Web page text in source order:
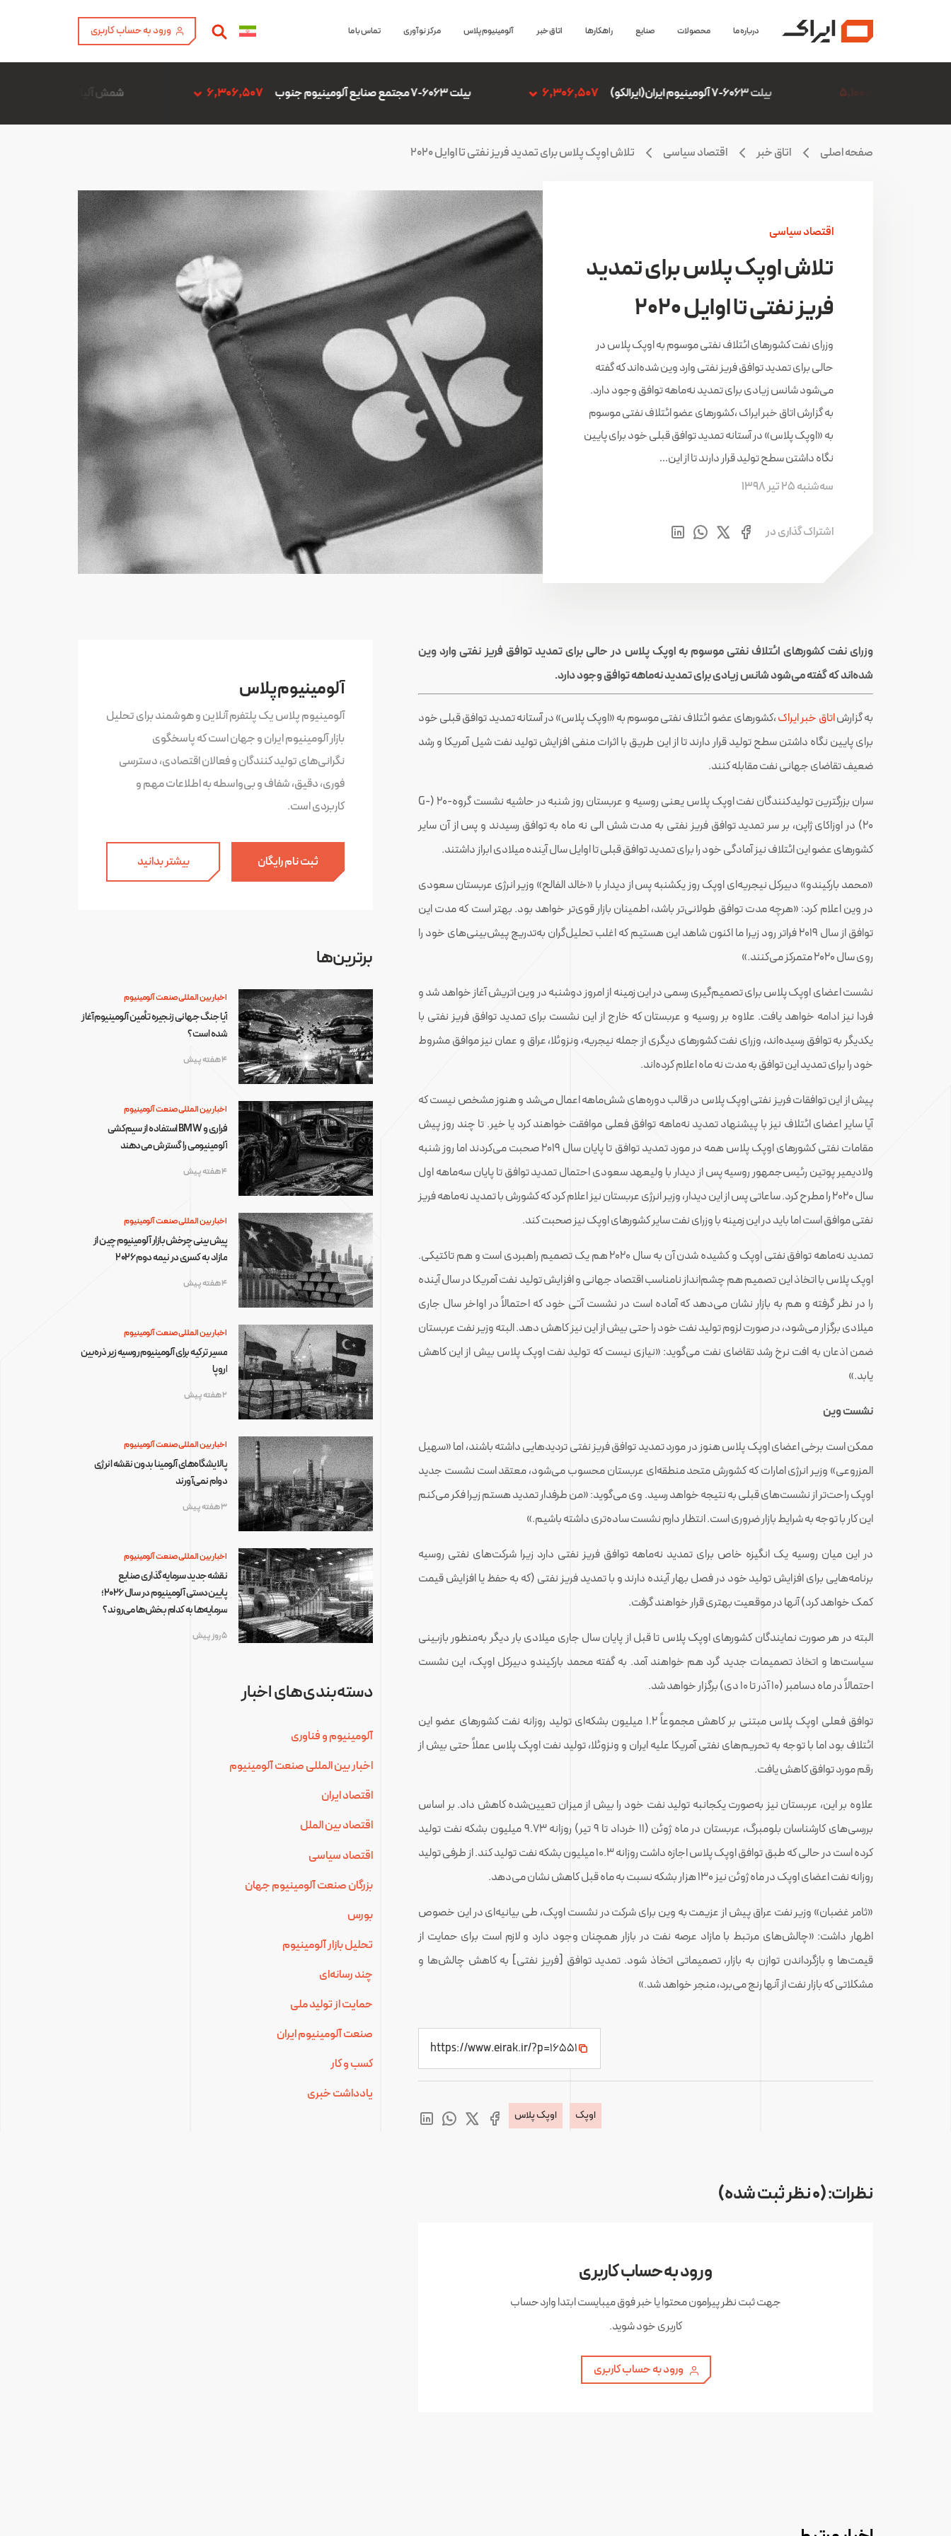
درباره ما محصولات صنایع راهکارها اتاق خبر آلومینیوم پلاس مرکز نوآوری تماس با ما ورود به حساب کاربری
بیلت 6063-7 مجتمع صنایع آلومینیوم جنوب 6,306,507 شمش آلیاژ ADC12 فن آوری آمیتیس آلومینیوم گلپایگان بیلت 6063-7 آلومینیوم ایران(ایرالکو) 6,306,507
صفحه اصلی اتاق خبر اقتصاد سیاسی تلاش اوپک پلاس برای تمدید فریز نفتی تا اوایل 2020
اقتصاد سیاسی
تلاش اوپک پلاس برای تمدید
فریز نفتی تا اوایل 2020
وزرای نفت کشورهای ائتلاف نفتی موسوم به اوپک پلاس در
حالی برای تمدید توافق فریز نفتی وارد وین شده‌اند که گفته
می‌شود شانس زیادی برای تمدید نه‌ماهه توافق وجود دارد.
به گزارش اتاق خبر ایراک ،کشورهای عضو ائتلاف نفتی موسوم
به «اوپک پلاس» در آستانه تمدید توافق قبلی خود برای پایین
نگاه داشتن سطح تولید قرار دارند تا از این…
سه‌شنبه 25 تیر 1398
اشتراک گذاری در
وزرای نفت کشورهای ائتلاف نفتی موسوم به اوپک پلاس در حالی برای تمدید توافق فریز نفتی وارد وین
شده‌اند که گفته می‌شود شانس زیادی برای تمدید نه‌ماهه توافق وجود دارد.
به گزارشاتاق خبر ایراک،کشورهای عضو ائتلاف نفتی موسوم به «اوپک پلاس» در آستانه تمدید توافق قبلی خود
برای پایین نگاه داشتن سطح تولید قرار دارند تا از این طریق با اثرات منفی افزایش تولید نفت شیل آمریکا و رشد
ضعیف تقاضای جهانی نفت مقابله کنند.
سران بزرگترین تولیدکنندگان نفت اوپک پلاس یعنی روسیه و عربستان روز شنبه در حاشیه نشست گروه-20 (G-
20) در اوزاکای ژاپن، بر سر تمدید توافق فریز نفتی به مدت شش الی نه ماه به توافق رسیدند و پس از آن سایر
کشورهای عضو این ائتلاف نیز آمادگی خود را برای تمدید توافق قبلی تا اوایل سال آینده میلادی ابراز داشتند.
«محمد بارکیندو» دبیرکل نیجریه‌ای اوپک روز یکشنبه پس از دیدار با «خالد الفالح» وزیر انرژی عربستان سعودی
در وین اعلام کرد: «هرچه مدت توافق طولانی‌تر باشد، اطمینان بازار قوی‌تر خواهد بود. بهتر است که مدت این
توافق از سال 2019 فراتر رود زیرا ما اکنون شاهد این هستیم که اغلب تحلیل‌گران به‌تدریج پیش‌بینی‌های خود را
روی سال 2020 متمرکز می‌کنند.»
نشست اعضای اوپک پلاس برای تصمیم‌گیری رسمی در این زمینه از امروز دوشنبه در وین اتریش آغاز خواهد شد و
فردا نیز ادامه خواهد یافت. علاوه بر روسیه و عربستان که خارج از این نشست برای تمدید توافق فریز نفتی با
یکدیگر به توافق رسیده‌اند، وزرای نفت کشورهای دیگری از جمله نیجریه، ونزوئلا، عراق و عمان نیز موافق مشروط
خود را برای تمدید این توافق به مدت نه ماه اعلام کرده‌اند.
پیش از این توافقات فریز نفتی اوپک پلاس در قالب دوره‌های شش‌ماهه اعمال می‌شد و هنوز مشخص نیست که
آیا سایر اعضای ائتلاف نیز با پیشنهاد تمدید نه‌ماهه توافق فعلی موافقت خواهند کرد یا خیر. تا چند روز پیش
مقامات نفتی کشورهای اوپک پلاس همه در مورد تمدید توافق تا پایان سال 2019 صحبت می‌کردند اما روز شنبه
ولادیمیر پوتین رئیس‌جمهور روسیه پس از دیدار با ولیعهد سعودی احتمال تمدید توافق تا پایان سه‌ماهه اول
سال 2020 را مطرح کرد. ساعاتی پس از این دیدار، وزیر انرژی عربستان نیز اعلام کرد که کشورش با تمدید نه‌ماهه فریز
نفتی موافق است اما باید در این زمینه با وزرای نفت سایر کشورهای اوپک نیز صحبت کند.
تمدید نه‌ماهه توافق نفتی اوپک و کشیده شدن آن به سال 2020 هم یک تصمیم راهبردی است و هم تاکتیکی.
اوپک پلاس با اتخاذ این تصمیم هم چشم‌انداز نامناسب اقتصاد جهانی و افزایش تولید نفت آمریکا در سال آینده
را در نظر گرفته و هم به بازار نشان می‌دهد که آماده است در نشست آتی خود که احتمالاً در اواخر سال جاری
میلادی برگزار می‌شود، در صورت لزوم تولید نفت خود را حتی بیش از این نیز کاهش دهد. البته وزیر نفت عربستان
ضمن اذعان به افت نرخ رشد تقاضای نفت می‌گوید: «نیازی نیست که تولید نفت اوپک پلاس بیش از این کاهش
یابد.»
نشست وین
ممکن است برخی اعضای اوپک پلاس هنوز در مورد تمدید توافق فریز نفتی تردیدهایی داشته باشند، اما «سهیل
المزروعی» وزیر انرژی امارات که کشورش متحد منطقه‌ای عربستان محسوب می‌شود، معتقد است نشست جدید
اوپک راحت‌تر از نشست‌های قبلی به نتیجه خواهد رسید. وی می‌گوید: «من طرفدار تمدید هستم زیرا فکر می‌کنم
این کار با توجه به شرایط بازار ضروری است. انتظار دارم نشست ساده‌تری داشته باشیم.»
در این میان روسیه یک انگیزه خاص برای تمدید نه‌ماهه توافق فریز نفتی دارد زیرا شرکت‌های نفتی روسیه
برنامه‌هایی برای افزایش تولید خود در فصل بهار آینده دارند و با تمدید فریز نفتی (که به حفظ یا افزایش قیمت
کمک خواهد کرد) آنها در موقعیت بهتری قرار خواهند گرفت.
البته در هر صورت نمایندگان کشورهای اوپک پلاس تا قبل از پایان سال جاری میلادی بار دیگر به‌منظور بازبینی
سیاست‌ها و اتخاذ تصمیمات جدید گرد هم خواهند آمد. به گفته محمد بارکیندو دبیرکل اوپک، این نشست
احتمالاً در ماه دسامبر (10 آذر تا 10 دی) برگزار خواهد شد.
توافق فعلی اوپک پلاس مبتنی بر کاهش مجموعاً 1.2 میلیون بشکه‌ای تولید روزانه نفت کشورهای عضو این
ائتلاف بود اما با توجه به تحریم‌های نفتی آمریکا علیه ایران و ونزوئلا، تولید نفت اوپک پلاس عملاً حتی بیش از
رقم مورد توافق کاهش یافت.
علاوه بر این، عربستان نیز به‌صورت یکجانبه تولید نفت خود را بیش از میزان تعیین‌شده کاهش داد. بر اساس
بررسی‌های کارشناسان بلومبرگ، عربستان در ماه ژوئن (11 خرداد تا 9 تیر) روزانه 9.73 میلیون بشکه نفت تولید
کرده است در حالی که طبق توافق اوپک پلاس اجازه داشت روزانه 10.3 میلیون بشکه نفت تولید کند. از طرفی تولید
روزانه نفت اعضای اوپک در ماه ژوئن نیز 130 هزار بشکه نسبت به ماه قبل کاهش نشان می‌دهد.
«ثامر غضبان» وزیر نفت عراق پیش از عزیمت به وین برای شرکت در نشست اوپک، طی بیانیه‌ای در این خصوص
اظهار داشت: «چالش‌های مرتبط با مازاد عرصه نفت در بازار همچنان وجود دارد و لازم است برای حمایت از
قیمت‌ها و بازگرداندن توازن به بازار، تصمیماتی اتخاذ شود. تمدید توافق [فریز نفتی] به کاهش چالش‌ها و
مشکلاتی که بازار نفت از آنها رنج می‌برد، منجر خواهد شد.»
https://www.eirak.ir/?p=16551
اوپک اوپک پلاس
نظرات: (0 نظر ثبت شده)
ورود به حساب کاربری
جهت ثبت نظر پیرامون محتوا یا خبر فوق میبایست ابتدا وارد حساب
کاربری خود شوید.
ورود به حساب کاربری
آلومینیوم پلاس
آلومینیوم پلاس یک پلتفرم آنلاین و هوشمند برای تحلیل
بازار آلومینیوم ایران و جهان است که پاسخگوی
نگرانی‌های تولید کنندگان و فعالان اقتصادی، دسترسی
فوری، دقیق، شفاف و بی‌واسطه به اطلاعات مهم و
کاربردی است.
ثبت نام رایگان بیشتر بدانید
برترین‌ها
اخبار بین المللی صنعت آلومینیوم
آیا جنگ جهانی زنجیره تأمین آلومینیوم آغاز
شده است؟
4 هفته پیش
اخبار بین المللی صنعت آلومینیوم
فراری و BMW استفاده از سیم‌کشی
آلومینیومی را گسترش می‌دهند
4 هفته پیش
اخبار بین المللی صنعت آلومینیوم
پیش‌بینی چرخش بازار آلومینیوم چین از
مازاد به کسری در نیمه دوم ۲۰۲۶
4 هفته پیش
اخبار بین المللی صنعت آلومینیوم
مسیر ترکیه برای آلومینیوم روسیه زیر ذره‌بین
اروپا
2 هفته پیش
اخبار بین المللی صنعت آلومینیوم
پالایشگاه‌های آلومینا بدون نقشه انرژی
دوام نمی‌آورند
3 هفته پیش
اخبار بین المللی صنعت آلومینیوم
نقشه جدید سرمایه‌گذاری صنایع
پایین‌دستی آلومینیوم در سال ۲۰۲۶؛
سرمایه‌ها به کدام بخش‌ها می‌روند؟
5 روز پیش
دسته‌بندی‌های اخبار
آلومینیوم و فناوری
اخبار بین المللی صنعت آلومینیوم
اقتصاد ایران
اقتصاد بین الملل
اقتصاد سیاسی
بزرگان صنعت آلومینیوم جهان
بورس
تحلیل بازار آلومینیوم
چند رسانه‌ای
حمایت از تولید ملی
صنعت آلومینیوم ایران
کسب و کار
یادداشت خبری